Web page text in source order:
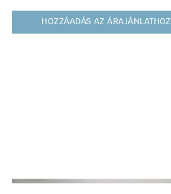
HOZZÁADÁS AZ ÁRAJÁNLATHOZ